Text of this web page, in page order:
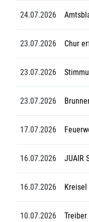
24.07.2026
23.07.2026 Chur
23.07.2026
23.07.2026
17.07.2026
16.07.2026 JUAIR
16.07.2026 Kreisel
10.07.2026